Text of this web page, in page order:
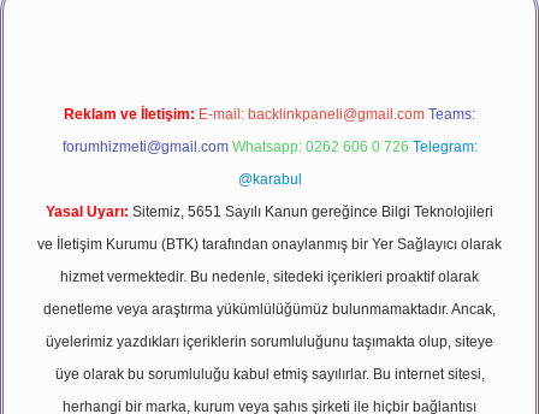
Reklam ve İletişim: E-mail: backlinkpaneli@gmail.com Teams:
forumhizmeti@gmail.com Whatsapp: 0262 606 0 726 Telegram:
@karabul
Yasal Uyarı: Sitemiz, 5651 Sayılı Kanun gereğince Bilgi Teknolojileri
ve İletişim Kurumu (BTK) tarafından onaylanmış bir Yer Sağlayıcı olarak
hizmet vermektedir. Bu nedenle, sitedeki içerikleri proaktif olarak
denetleme veya araştırma yükümlülüğümüz bulunmamaktadır. Ancak,
üyelerimiz yazdıkları içeriklerin sorumluluğunu taşımakta olup, siteye
üye olarak bu sorumluluğu kabul etmiş sayılırlar. Bu internet sitesi,
herhangi bir marka, kurum veya şahıs şirketi ile hiçbir bağlantısı